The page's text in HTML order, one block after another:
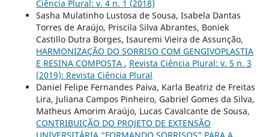
Ciência Plural: v. 4 n. 1 (2018)
Sasha Mulatinho Lustosa de Sousa, Isabela Dantas
Torres de Araújo, Priscila Silva Abrantes, Boniek
Castillo Dutra Borges, Isauremi Vieira de Assunção,
HARMONIZAÇÃO DO SORRISO COM GENGIVOPLASTIA
E RESINA COMPOSTA , Revista Ciência Plural: v. 5 n. 3
(2019): Revista Ciência Plural
Daniel Felipe Fernandes Paiva, Karla Beatriz de Freitas
Lira, Juliana Campos Pinheiro, Gabriel Gomes da Silva,
Matheus Amorim Araújo, Lucas Cavalcante de Sousa,
CONTRIBUIÇÃO DO PROJETO DE EXTENSÃO